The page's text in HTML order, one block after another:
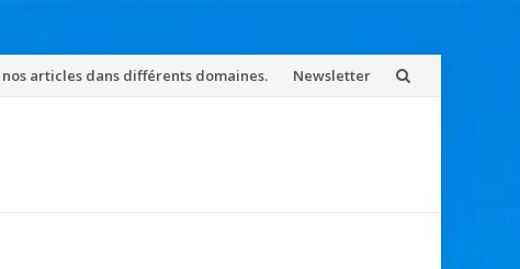
articles dans différents domaines. Newsletter